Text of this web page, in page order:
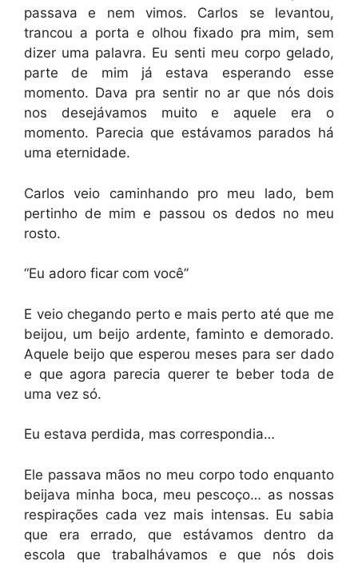
passava e nem vimos. Carlos se levantou,
trancou a porta e olhou fixado pra mim, sem
dizer uma palavra. Eu senti meu corpo gelado,
parte de mim já estava esperando esse
momento. Dava pra sentir no ar que nós dois
nos desejávamos muito e aquele era o
momento. Parecia que estávamos parados há
uma eternidade.
Carlos veio caminhando pro meu lado, bem
pertinho de mim e passou os dedos no meu
rosto.
“Eu adoro ficar com você”
E veio chegando perto e mais perto até que me
beijou, um beijo ardente, faminto e demorado.
Aquele beijo que esperou meses para ser dado
e que agora parecia querer te beber toda de
uma vez só.
Eu estava perdida, mas correspondia…
Ele passava mãos no meu corpo todo enquanto
beijava minha boca, meu pescoço… as nossas
respirações cada vez mais intensas. Eu sabia
que era errado, que estávamos dentro da
escola que trabalhávamos e que nós dois